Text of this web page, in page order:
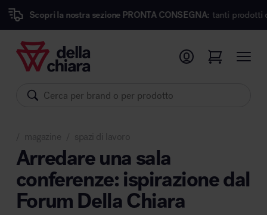
nostra sezione PRONTA CONSEGNA: tanti prodotti dei migliori
Prodotti
Pronta Consegna
Sedute
Arredi
Ambienti
Arredo area operativa
Brand
magazine spazi di lavoro
Arredare una sala
conferenze: ispirazione dal
Forum Della Chiara